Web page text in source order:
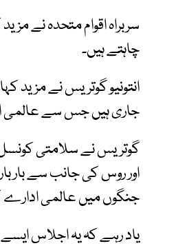
سربراہ اقوام متحدہ نے
چاہتے ہیں۔
انتونیو گوتریس نے مزید
جاری ہیں جس سے عالمی
گوتریس نے سلامتی کونسل
اور روس کی جانب سے بار
جنگوں میں عالمی ادارے
یاد رہے کہ یہ اجلاس